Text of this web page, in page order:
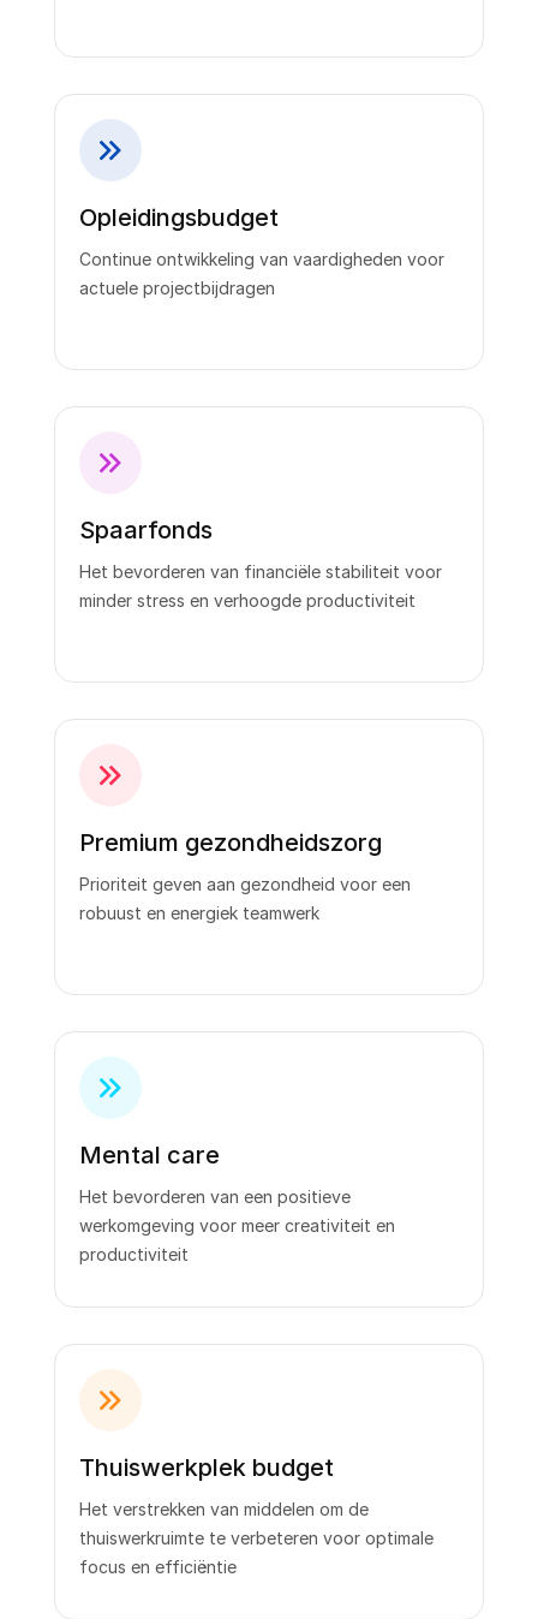
Opleidingsbudget
Continue ontwikkeling van vaardigheden voor
actuele projectbijdragen
Spaarfonds
Het bevorderen van financiële stabiliteit voor
minder stress en verhoogde productiviteit
Premium gezondheidszorg
Prioriteit geven aan gezondheid voor een
robuust en energiek teamwerk
Mental care
Het bevorderen van een positieve
werkomgeving voor meer creativiteit en
productiviteit
Thuiswerkplek budget
Het verstrekken van middelen om de
thuiswerkruimte te verbeteren voor optimale
focus en efficiëntie